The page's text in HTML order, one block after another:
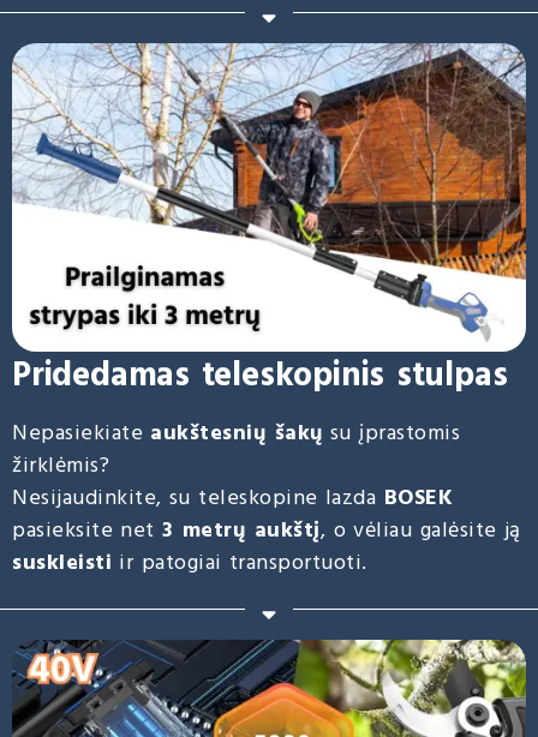
Pridedamas teleskopinis stulpas
Nepasiekiate aukštesnių šakų su įprastomis
žirklėmis?
Nesijaudinkite, su teleskopine lazda BOSEK
pasieksite net3 metrų aukštį, o vėliau galėsite ją
suskleisti ir patogiai transportuoti.